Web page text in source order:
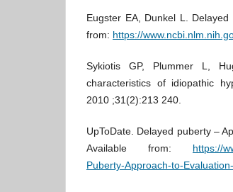
Eugster EA, Dunkel L.
from: https://
Sykiotis GP, Plummer L,
characteristics of idiopathic
2010 ;31(2):213 240.
UpToDate. Delayed puberty –
Available from: https://
Puberty-Approach-to-